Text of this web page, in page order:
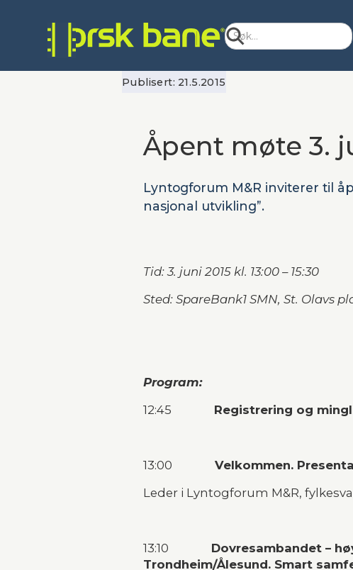
Publisert: 21.5.2015
Åpent møte 3.
Lyntogforum M&R inviterer til
nasjonal utvikling”.
Tid: 3. juni 2015 kl. 13:00 – 15:30
Sted: SpareBank1 SMN, St. Olavs
Program:
12:45 Registrering og
13:00 Velkommen.
Leder i Lyntogforum M&R,
13:10 Dovresambandet –
Trondheim/Ålesund. Smart